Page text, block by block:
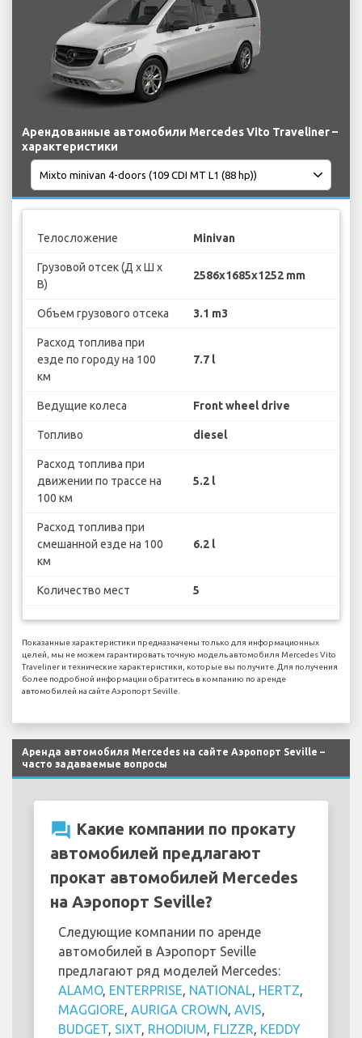
Арендованные автомобили Mercedes Vito Traveliner –
характеристики
Телосложение Minivan
Грузовой отсек (Д х Ш х
В)
2586x1685x1252 mm
Объем грузового отсека 3.1 m3
Расход топлива при
езде по городу на 100
км
7.7 l
Ведущие колеса Front wheel drive
Топливо diesel
Расход топлива при
движении по трассе на
100 км
5.2 l
Расход топлива при
смешанной езде на 100
км
6.2 l
Количество мест 5
Показанные характеристики предназначены только для информационных
целей, мы не можем гарантировать точную модель автомобиля Mercedes Vito
Traveliner и технические характеристики, которые вы получите. Для получения
более подробной информации обратитесь в компанию по аренде
автомобилей на сайте Аэропорт Seville.
Аренда автомобиля Mercedes на сайте Аэропорт Seville –
часто задаваемые вопросы
question_answer Какие компании по прокату
автомобилей предлагают
прокат автомобилей Mercedes
на Аэропорт Seville?
Следующие компании по аренде
автомобилей в Аэропорт Seville
предлагают ряд моделей Mercedes:
ALAMO, ENTERPRISE, NATIONAL, HERTZ,
MAGGIORE, AURIGA CROWN, AVIS,
BUDGET, SIXT, RHODIUM, FLIZZR, KEDDY